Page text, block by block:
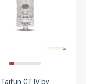
Taifun GT IV by